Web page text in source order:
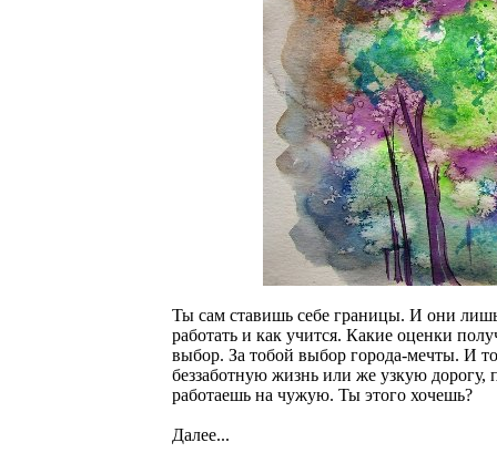
Ты сам ставишь себе границы. И они
работать и как учится. Какие оценки
выбор. За тобой выбор города-мечты. И
беззаботную жизнь или же узкую
работаешь на чужую. Ты этого хочешь?
Далее...